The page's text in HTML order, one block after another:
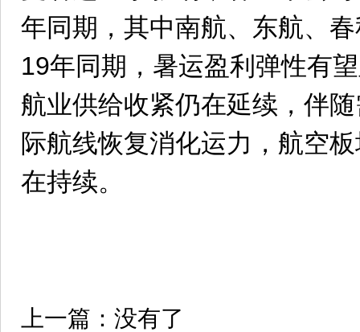
年同期，其中南航、东航、
19年同期，暑运盈利弹性有
航业供给收紧仍在延续，伴
际航线恢复消化运力，航空
在持续。
上一篇：没有了